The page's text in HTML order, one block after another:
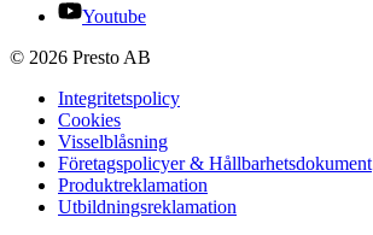
Youtube
© 2026 Presto AB
Integritetspolicy
Cookies
Visselblåsning
Företagspolicyer & Hållbarhetsdokument
Produktreklamation
Utbildningsreklamation